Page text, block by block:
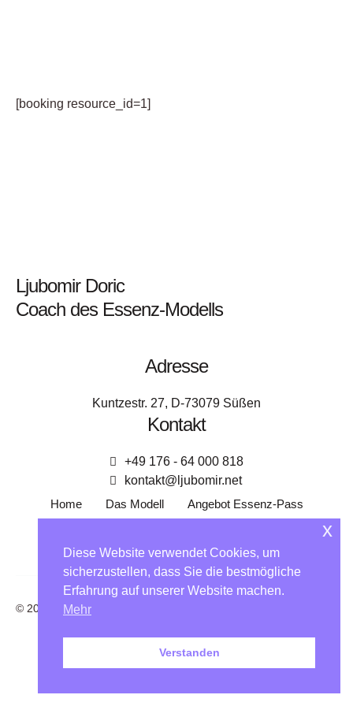
[booking resource_id=1]
Ljubomir Doric
Coach des Essenz-Modells
Adresse
Kuntzestr. 27, D-73079 Süßen
Kontakt
+49 176 - 64 000 818
kontakt@ljubomir.net
Home
Das Modell Angebot Essenz-Pass
EM-Community Impressum Datenschutz
© 2026 Ljubomir Doric. All rights reserved.
Diese Website verwendet Cookies, um
sicherzustellen, dass Sie die bestmögliche
Erfahrung auf unserer Website machen.
Mehr
Verstanden
x